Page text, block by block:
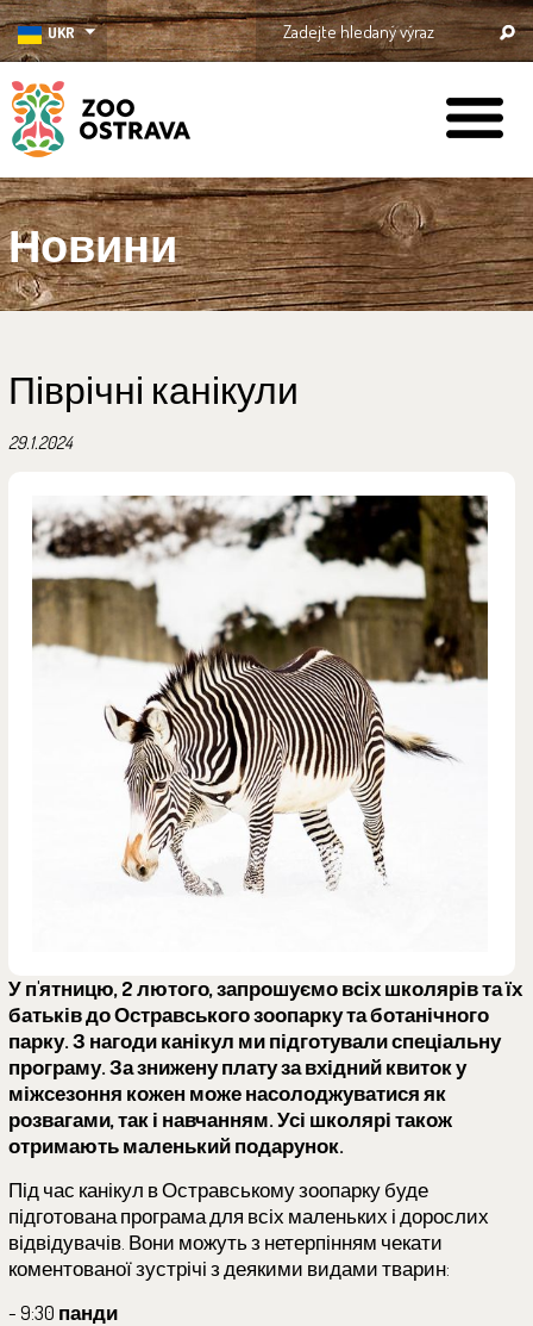
UKR
ZOO Ostrava
Новини
Піврічні канікули
29.1.2024
У п'ятницю, 2 лютого, запрошуємо всіх школярів та їх
батьків до Остравського зоопарку та ботанічного
парку. З нагоди канікул ми підготували спеціальну
програму. За знижену плату за вхідний квиток у
міжсезоння кожен може насолоджуватися як
розвагами, так і навчанням.Усі школярі також
отримають маленький подарунок.
Під час канікул в Остравському зоопарку буде
підготована ​​програма для всіх маленьких і дорослих
відвідувачів. Вони можуть з нетерпінням чекати
коментованої зустрічі з деякими видами тварин:
- 9:30 панди